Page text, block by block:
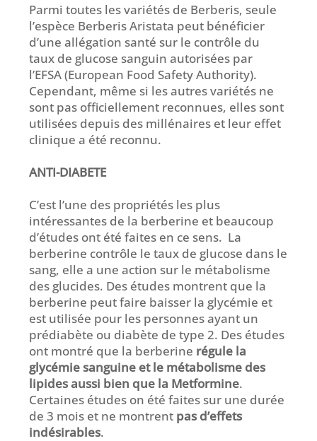
Parmi toutes les variétés de Berberis, seule
l’espèce Berberis Aristata peut bénéficier
d’une allégation santé sur le contrôle du
taux de glucose sanguin autorisées par
l’EFSA (European Food Safety Authority).
Cependant, même si les autres variétés ne
sont pas officiellement reconnues, elles sont
utilisées depuis des millénaires et leur effet
clinique a été reconnu.
ANTI-DIABETE
C’est l’une des propriétés les plus
intéressantes de la berberine et beaucoup
d’études ont été faites en ce sens. La
berberine contrôle le taux de glucose dans le
sang, elle a une action sur le métabolisme
des glucides. Des études montrent que la
berberine peut faire baisser la glycémie et
est utilisée pour les personnes ayant un
prédiabète ou diabète de type 2. Des études
ont montré que la berberine régule la
glycémie sanguine et le métabolisme des
lipides aussi bien que la Metformine.
Certaines études on été faites sur une durée
de 3 mois et ne montrent pas d’effets
indésirables.